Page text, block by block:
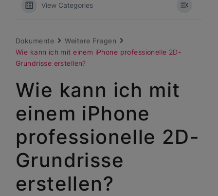
View Categories
Dokumente
Weitere Fragen
Wie kann ich mit einem iPhone professionelle 2D-
Grundrisse erstellen?
Wie kann ich mit
einem iPhone
professionelle 2D-
Grundrisse
erstellen?